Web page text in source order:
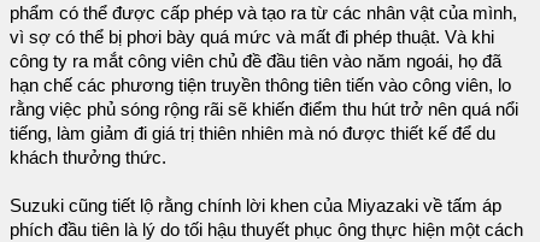
phẩm có thể được cấp phép và tạo ra từ các nhân vật của mình,
vì sợ có thể bị phơi bày quá mức và mất đi phép thuật. Và khi
công ty ra mắt công viên chủ đề đầu tiên vào năm ngoái, họ đã
hạn chế các phương tiện truyền thông tiên tiến vào công viên, lo
rằng việc phủ sóng rộng rãi sẽ khiến điểm thu hút trở nên quá nổi
tiếng, làm giảm đi giá trị thiên nhiên mà nó được thiết kế để du
khách thưởng thức.
Suzuki cũng tiết lộ rằng chính lời khen của Miyazaki về tấm áp
phích đầu tiên là lý do tối hậu thuyết phục ông thực hiện một cách